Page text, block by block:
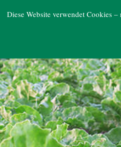
ARGE
Diese Website verwendet Cookies